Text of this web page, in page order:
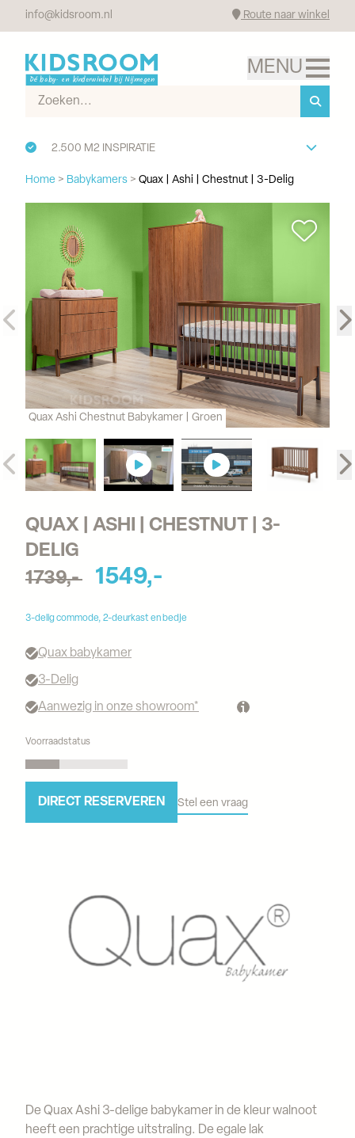
info@kidsroom.nl Route naar winkel
2.500 M2 INSPIRATIE
Home > Babykamers > Quax | Ashi | Chestnut | 3-Delig
Quax Ashi Chestnut Babykamer | Groen
QUAX | ASHI | CHESTNUT | 3-
DELIG
1739,-
1549,-
3-delig commode, 2-deurkast en bedje
Quax babykamer
3-Delig
Aanwezig in onze showroom*
Voorraadstatus
DIRECT RESERVEREN Stel een vraag
De Quax Ashi 3-delige babykamer in de kleur walnoot
heeft een prachtige uitstraling. De egale lak